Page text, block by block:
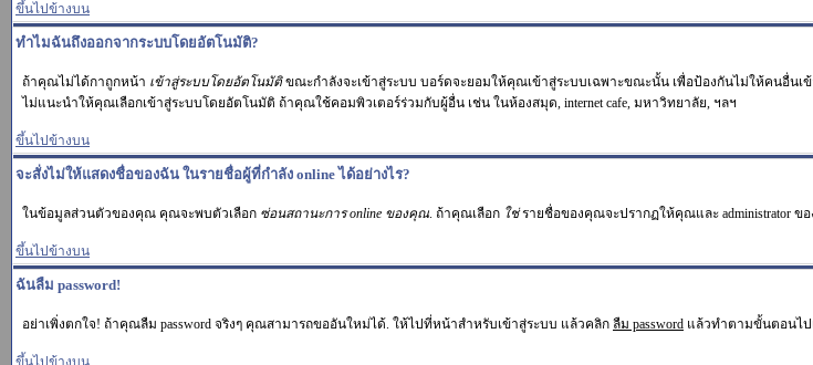
ขึ้นไปข้างบน
ทำไมฉันถึงออกจากระบบโดยอัตโนมัติ?
ถ้าคุณไม่ได้กาถูกหน้า เข้าสู่ระบบโดยอัตโนมัติขณะกำลังจะเข้าสู่ระบบ บอร์ดจะยอมให้คุณเข้าสู่ระบบเฉพาะขณะนั้น เพื่อป้องกันไม่ให้คนอื่น
ไม่แนะนำให้คุณเลือกเข้าสู่ระบบโดยอัตโนมัติ ถ้าคุณใช้คอมพิวเตอร์ร่วมกับผู้อื่น เช่น ในห้องสมุด, internet cafe, มหาวิทยาลัย, ฯลฯ
ขึ้นไปข้างบน
จะสั่งไม่ให้แสดงชื่อของฉัน ในรายชื่อผู้ที่กำลัง online ได้อย่างไร?
ในข้อมูลส่วนตัวของคุณ คุณจะพบตัวเลือก ซ่อนสถานะการ online ของคุณ. ถ้าคุณเลือก ใช่รายชื่อของคุณจะปรากฏให้คุณและ administrator
ขึ้นไปข้างบน
ฉันลืม password!
อย่าเพิ่งตกใจ! ถ้าคุณลืม password จริงๆ คุณสามารถขออันใหม่ได้. ให้ไปที่หน้าสำหรับเข้าสู่ระบบ แล้วคลิก ลืม password แล้วทำตามขั้นตอนไป
ขึ้นไปข้างบน